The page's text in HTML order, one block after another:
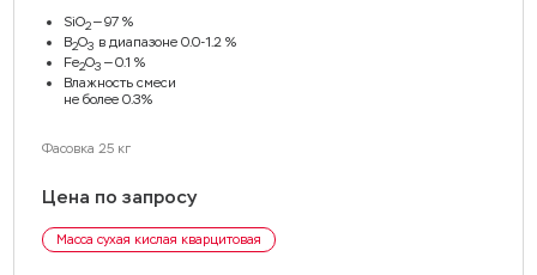
SiO2— 97 %
B2O3 в диапазоне 0.0-1.2 %
Fe2O3 — 0.1 %
Влажность смеси
не более 0.3%
Фасовка 25 кг
Цена по запросу
Масса сухая кислая кварцитовая